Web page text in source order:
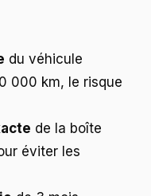
du véhicule
000 km, le risque
de la boîte
éviter les